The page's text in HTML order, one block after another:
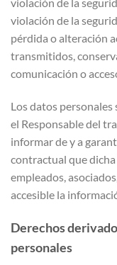
violación de la
pérdida o alteración
transmitidos,
comunicación o
Los datos
el Responsable del
informar de y a
contractual que
empleados,
accesible la
Derechos
personales